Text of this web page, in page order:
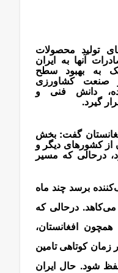
تولید محصولات
آنها به ایران
به بهبود سطح
صنعت کشاورزی
دانش فنی و
گیرد.
گفت: بخش
از کشورهای دیگر و
درحالی که مسیر
برسد چند ماه
درحالی که
افغانستان،
کوتاهی تامین
شود. حال ایران